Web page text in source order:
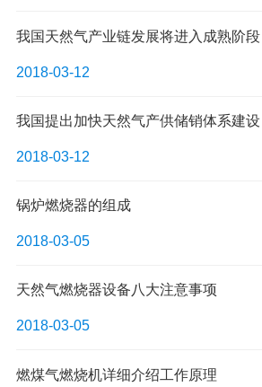
我国天然气产业链发展将进入成熟阶段
2018-03-12
我国提出加快天然气产供储销体系建设
2018-03-12
锅炉燃烧器的组成
2018-03-05
天然气燃烧器设备八大注意事项
2018-03-05
燃煤气燃烧机详细介绍工作原理